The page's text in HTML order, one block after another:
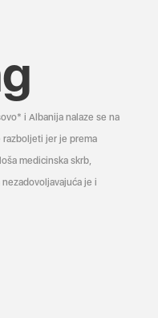
i Albanija nalaze se na
razboljeti jer je prema
medicinska skrb,
je i